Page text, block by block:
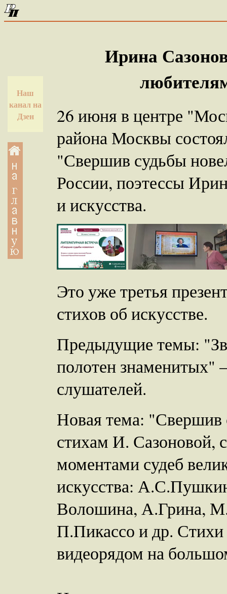
Ирина
26 июня в центре
района Москвы
"Свершив судьбы
России, поэтессы
и искусства.
Это уже третья
стихов об искусстве.
Предыдущие темы:
полотен знаменитых"
слушателей.
Новая тема: "Свершив
стихам И. Сазоновой,
моментами судеб
искусства:
Волошина, А.Грина,
П.Пикассо и др. Стихи
видеорядом на
Наш
канал на
Дзен